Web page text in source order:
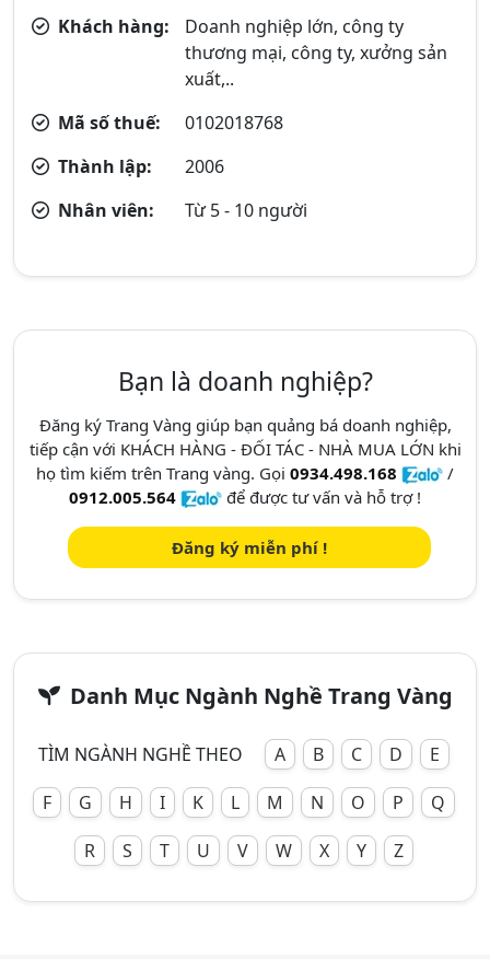
Khách hàng:
Doanh nghiệp lớn, công ty
thương mại, công ty, xưởng sản
xuất,..
Mã số thuế:
0102018768
Thành lập:
2006
Nhân viên:
Từ 5 - 10 người
Bạn là doanh nghiệp?
Đăng ký Trang Vàng giúp bạn quảng bá doanh nghiệp,
tiếp cận với KHÁCH HÀNG - ĐỐI TÁC - NHÀ MUA LỚN khi
họ tìm kiếm trên Trang vàng. Gọi 0934.498.168
/
0912.005.564
để được tư vấn và hỗ trợ !
Đăng ký miễn phí !
Danh Mục Ngành Nghề Trang Vàng
TÌM NGÀNH NGHỀ THEO A B C D
E
F
G H I K L M N O P
Q
R
S T U V W X Y Z